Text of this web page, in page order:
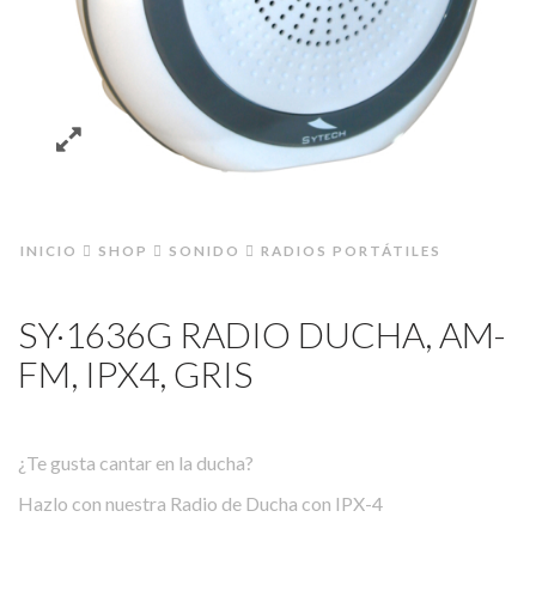
INICIO SHOP SONIDO RADIOS PORTÁTILES
SY·1636G RADIO DUCHA, AM-
FM, IPX4, GRIS
¿Te gusta cantar en la ducha?
Hazlo con nuestra Radio de Ducha con IPX-4